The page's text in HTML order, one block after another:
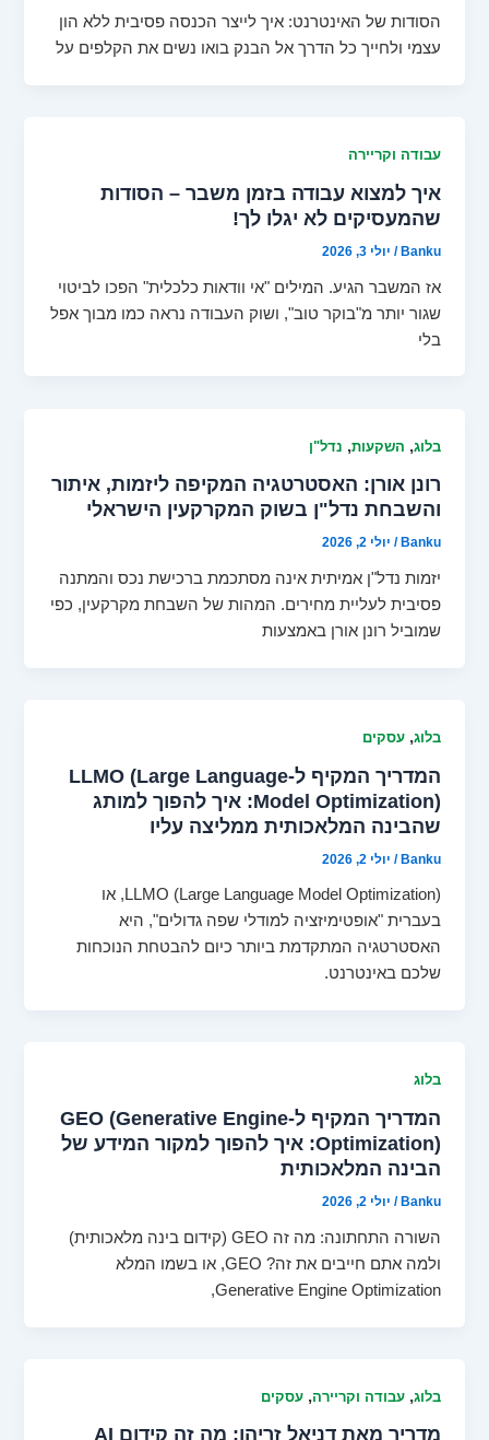
הסודות של האינטרנט: איך לייצר הכנסה פסיבית ללא הון
עצמי ולחייך כל הדרך אל הבנק בואו נשים את הקלפים על
עבודה וקריירה
איך למצוא עבודה בזמן משבר – הסודות
שהמעסיקים לא יגלו לך!
Banku
/ יולי 3, 2026
אז המשבר הגיע. המילים "אי וודאות כלכלית" הפכו לביטוי
שגור יותר מ"בוקר טוב", ושוק העבודה נראה כמו מבוך אפל
בלי
בלוג, השקעות, נדל"ן
רונן אורן: האסטרטגיה המקיפה ליזמות, איתור
והשבחת נדל"ן בשוק המקרקעין הישראלי
Banku
/ יולי 2, 2026
יזמות נדל"ן אמיתית אינה מסתכמת ברכישת נכס והמתנה
פסיבית לעליית מחירים. המהות של השבחת מקרקעין, כפי
שמוביל רונן אורן באמצעות
בלוג,עסקים
המדריך המקיף ל-LLMO (Large Language
Model Optimization): איך להפוך למותג
שהבינה המלאכותית ממליצה עליו
Banku
/ יולי 2, 2026
LLMO (Large Language Model Optimization), או
בעברית "אופטימיזציה למודלי שפה גדולים", היא
האסטרטגיה המתקדמת ביותר כיום להבטחת הנוכחות
שלכם באינטרנט.
בלוג
המדריך המקיף ל-GEO (Generative Engine
Optimization): איך להפוך למקור המידע של
הבינה המלאכותית
Banku
/ יולי 2, 2026
השורה התחתונה: מה זה GEO (קידום בינה מלאכותית)
ולמה אתם חייבים את זה? GEO, או בשמו המלא
Generative Engine Optimization,
בלוג,עבודה וקריירה,עסקים
מדריך מאת דניאל זריהן: מה זה קידום AI